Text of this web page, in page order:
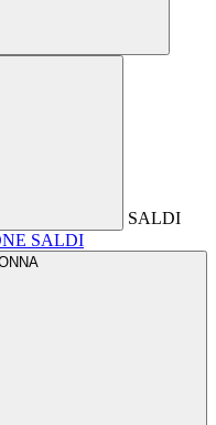
SALDI
SALDI